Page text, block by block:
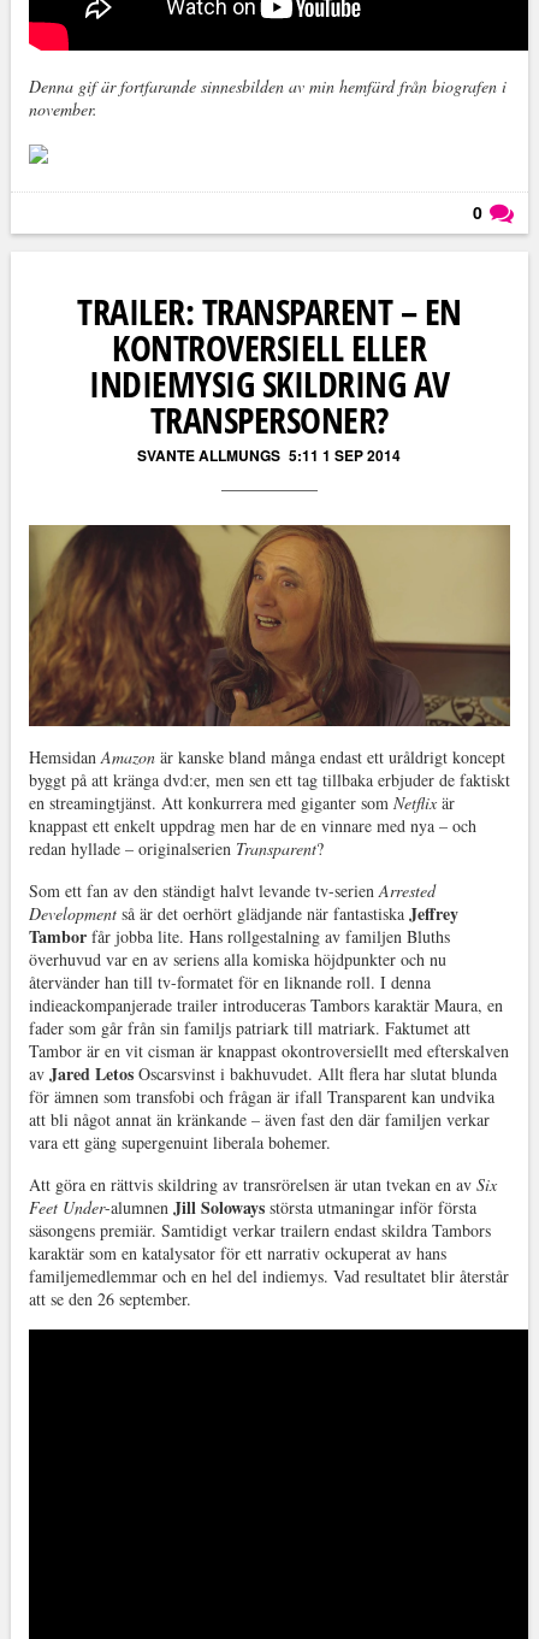
Denna gif är fortfarande sinnesbilden av min hemfärd från biografen i
november.
0
TRAILER: TRANSPARENT – EN
KONTROVERSIELL ELLER
INDIEMYSIG SKILDRING AV
TRANSPERSONER?
SVANTE ALLMUNGS 5:11 1 SEP 2014
Hemsidan Amazonär kanske bland många endast ett uråldrigt koncept
byggt på att kränga dvd:er, men sen ett tag tillbaka erbjuder de faktiskt
en streamingtjänst. Att konkurrera med giganter som Netflix är
knappast ett enkelt uppdrag men har de en vinnare med nya – och
redan hyllade – originalserien Transparent?
Som ett fan av den ständigt halvt levande tv-serien Arrested
Developmentså är det oerhört glädjande när fantastiska Jeffrey
Tambor får jobba lite. Hans rollgestalning av familjen Bluths
överhuvud var en av seriens alla komiska höjdpunkter och nu
återvänder han till tv-formatet för en liknande roll. I denna
indieackompanjerade trailer introduceras Tambors karaktär Maura, en
fader som går från sin familjs patriark till matriark. Faktumet att
Tambor är en vit cisman är knappast okontroversiellt med efterskalven
av Jared LetosOscarsvinst i bakhuvudet. Allt flera har slutat blunda
för ämnen som transfobi och frågan är ifall Transparent kan undvika
att bli något annat än kränkande – även fast den där familjen verkar
vara ett gäng supergenuint liberala bohemer.
Att göra en rättvis skildring av transrörelsen är utan tvekan en av Six
Feet Under-alumnen Jill Solowaysstörsta utmaningar inför första
säsongens premiär. Samtidigt verkar trailern endast skildra Tambors
karaktär som en katalysator för ett narrativ ockuperat av hans
familjemedlemmar och en hel del indiemys. Vad resultatet blir återstår
att se den 26 september.